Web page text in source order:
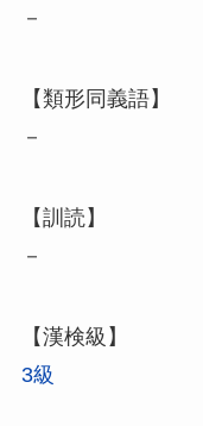
－
【類形同義語】
－
【訓読】
－
【漢検級】
3級